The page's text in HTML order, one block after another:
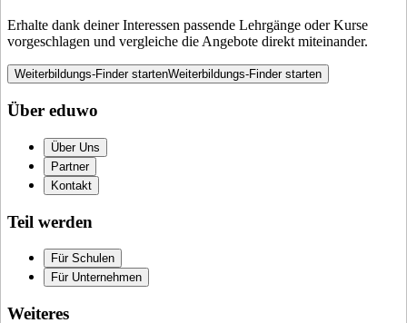
Erhalte dank deiner Interessen passende Lehrgänge oder Kurse
vorgeschlagen und vergleiche die Angebote direkt miteinander.
Weiterbildungs-Finder startenWeiterbildungs-Finder starten
Über eduwo
Über Uns
Partner
Kontakt
Teil werden
Für Schulen
Für Unternehmen
Weiteres